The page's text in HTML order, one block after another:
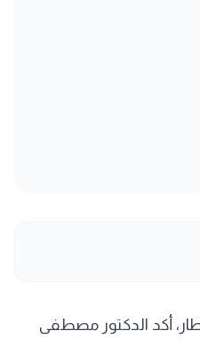
أكد الدكتور مصطفى